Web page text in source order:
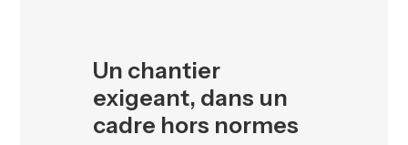
Un chantier
exigeant, dans un
cadre hors normes